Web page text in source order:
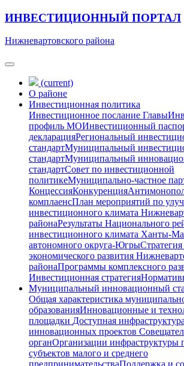
ИНВЕСТИЦИОННЫЙ ПОРТАЛ
Нижневартовского района
(current)
О районе
Инвестиционная политика
Инвестиционное послание Главы
профиль МОИнвестиционный
декларацияРегиональный
стандартМуниципальный
стандартМуниципальный
стандартСовет по инвестиционной
политикеМуниципально-частное
КонцессияКонкуренция
комплаенсПлан мероприятий по
инвестиционного климата
районаРезультаты Национального
инвестиционного климата Ханты-
автономного округа-Югры
экономического развития
районаПрограммы комплексного
Инвестиционная стратегия
Муниципальный инновационный
Общая характеристика
образованияИнновационные и
площадки Доступная
инновационных проектов
органОрганизации инфраструктуры
субъектов малого и среднего